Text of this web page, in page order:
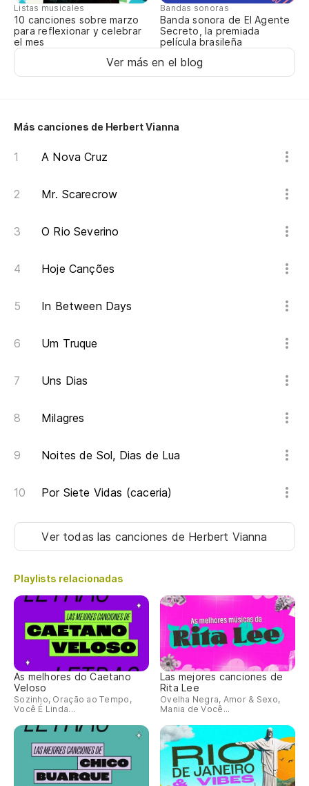
Listas musicales
10 canciones sobre marzo
para reflexionar y celebrar
el mes
Bandas sonoras
Banda sonora de El Agente
Secreto, la premiada
película brasileña
Ver más en el blog
Más canciones de Herbert Vianna
A Nova Cruz
Mr. Scarecrow
O Rio Severino
Hoje Canções
In Between Days
Um Truque
Uns Dias
Milagres
Noites de Sol, Dias de Lua
Por Siete Vidas (caceria)
Ver todas las canciones de Herbert Vianna
Playlists relacionadas
As melhores do Caetano
Veloso
Sozinho, Oração ao Tempo,
Você É Linda...
Las mejores canciones de
Rita Lee
Ovelha Negra, Amor & Sexo,
Mania de Você...